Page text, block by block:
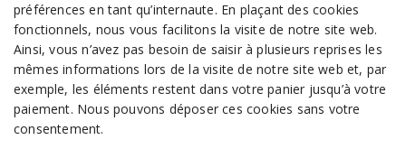
préférences en tant qu’internaute. En plaçant des cookies
fonctionnels, nous vous facilitons la visite de notre site web.
Ainsi, vous n’avez pas besoin de saisir à plusieurs reprises les
mêmes informations lors de la visite de notre site web et, par
exemple, les éléments restent dans votre panier jusqu’à votre
paiement. Nous pouvons déposer ces cookies sans votre
consentement.